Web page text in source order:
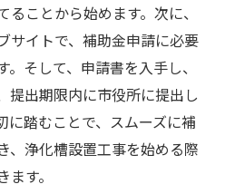
ミングと最適化
費用を抑える筑西市の補
る補助金の概要
のメリット
の相乗効果
ことから始めます。次に、
サイトで、補助金申請に必要
そして、申請書を入手し、
提出期限内に市役所に提出し
に踏むことで、スムーズに補
、浄化槽設置工事を始める際
す。